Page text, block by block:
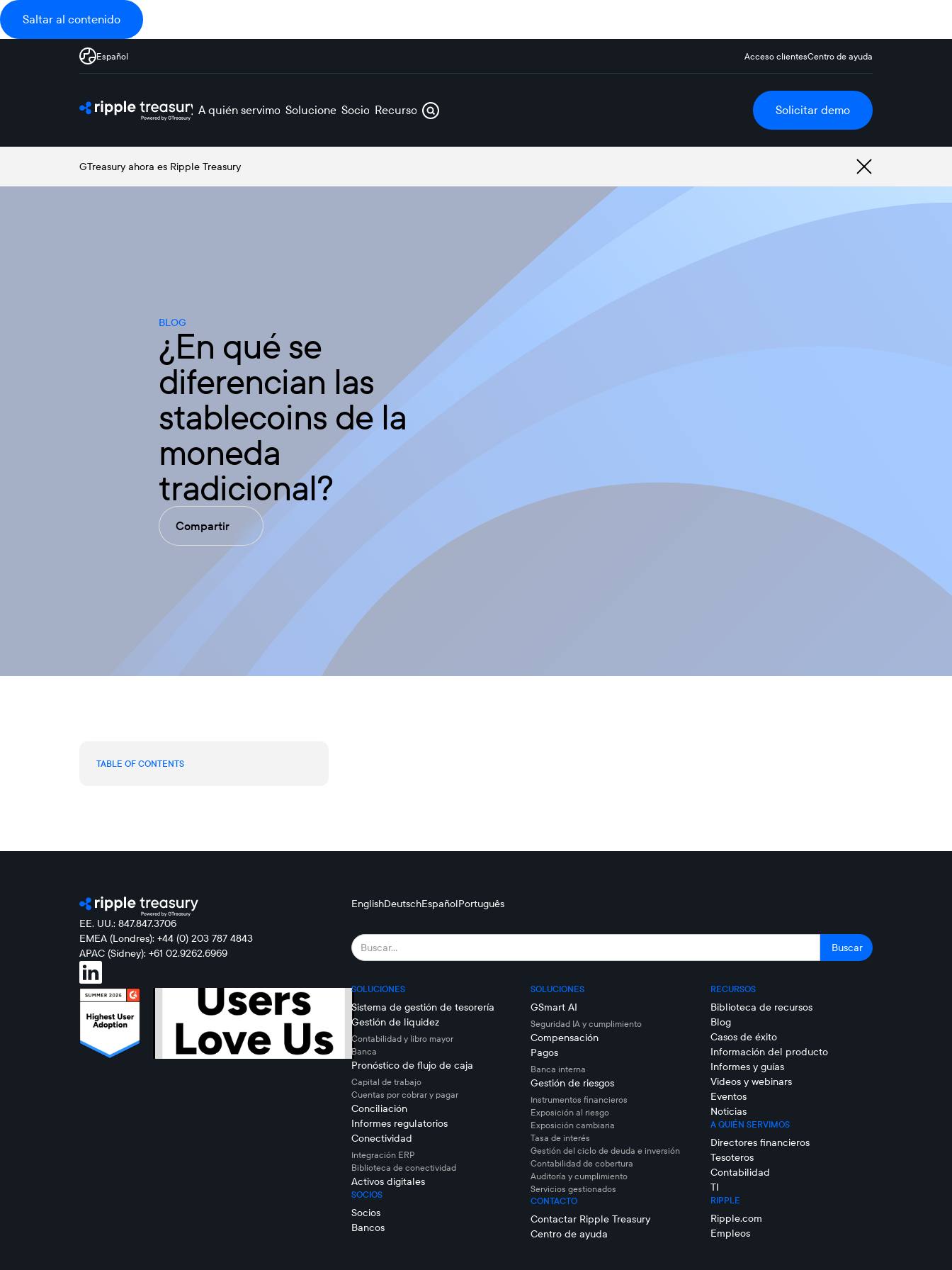
Saltar al contenido
Español Acceso clientesCentro de ayuda
A quién servimos Soluciones Socios Recursos Solicitar demo
GTreasury ahora es Ripple Treasury
BLOG
¿En qué se
diferencian las
stablecoins de la
moneda
tradicional?
Compartir
TABLE OF CONTENTS
EE. UU.: 847.847.3706
EMEA (Londres): +44 (0) 203 787 4843
APAC (Sídney): +61 02.9262.6969
EnglishDeutschEspañolPortuguês
SOLUCIONES
Sistema de gestión de tesorería
Gestión de liquidez
Contabilidad y libro mayor
Banca
Pronóstico de flujo de caja
Capital de trabajo
Cuentas por cobrar y pagar
Conciliación
Informes regulatorios
Conectividad
Integración ERP
Biblioteca de conectividad
Activos digitales
SOCIOS
Socios
Bancos
SOLUCIONES
GSmart AI
Seguridad IA y cumplimiento
Compensación
Pagos
Banca interna
Gestión de riesgos
Instrumentos financieros
Exposición al riesgo
Exposición cambiaria
Tasa de interés
Gestión del ciclo de deuda e inversión
Contabilidad de cobertura
Auditoría y cumplimiento
Servicios gestionados
CONTACTO
Contactar Ripple Treasury
Centro de ayuda
RECURSOS
Biblioteca de recursos
Blog
Casos de éxito
Información del producto
Informes y guías
Videos y webinars
Eventos
Noticias
A QUIÉN SERVIMOS
Directores financieros
Tesoteros
Contabilidad
TI
RIPPLE
Ripple.com
Empleos